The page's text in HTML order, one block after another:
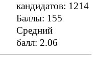
кандидатов: 1214
Баллы: 155
Средний
балл: 2.06